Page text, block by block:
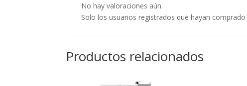
No hay valoraciones aún.
Solo los usuarios registrados que hayan
Productos relacionados